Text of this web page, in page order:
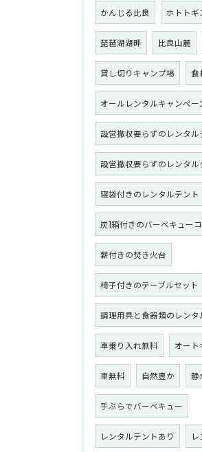
かんじる比良 ホトトギ
琵琶湖湖畔 比良山麓
貸し切りキャンプ場 食
オールレンタルキャンペー
設営撤収要らずのレンタル
設営撤収要らずのレンタル
寝袋付きのレンタルテント
炭1箱付きのバーベキュー
薪付きの焚き火台
椅子付きのテーブルセット
調理用具と食器類のレンタ
車乗り入れ無料 オート
車無料 自然豊か 静
手ぶらでバーベキュー
レンタルテントあり